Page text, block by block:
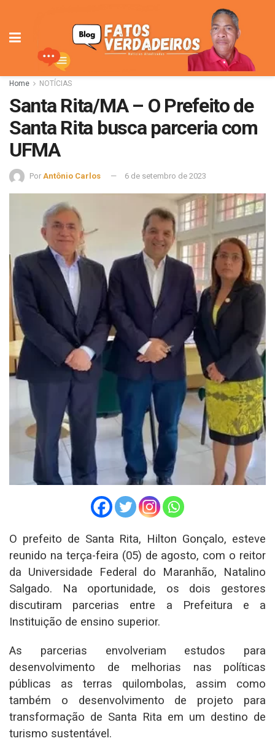
Home NOTÍCIAS
Santa Rita/MA – O Prefeito de
Santa Rita busca parceria com
UFMA
Por Antônio Carlos 6 de setembro de 2023
O prefeito de Santa Rita, Hilton Gonçalo, esteve
reunido na terça-feira (05) de agosto, com o reitor
da Universidade Federal do Maranhão, Natalino
Salgado. Na oportunidade, os dois gestores
discutiram parcerias entre a Prefeitura e a
Instituição de ensino superior.
As parcerias envolveriam estudos para
desenvolvimento de melhorias nas políticas
públicas as terras quilombolas, assim como
também o desenvolvimento de projeto para
transformação de Santa Rita em um destino de
turismo sustentável.